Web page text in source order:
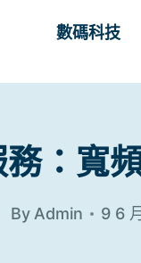
數碼科技
：寬
By Admin 9 6